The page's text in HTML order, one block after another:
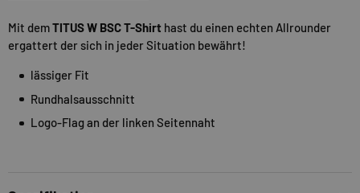
Mit demTITUS W BSC T-Shirt hast du einen echten Allrounder
ergattert der sich in jeder Situation bewährt!
lässiger Fit
Rundhalsausschnitt
Logo-Flag an der linken Seitennaht